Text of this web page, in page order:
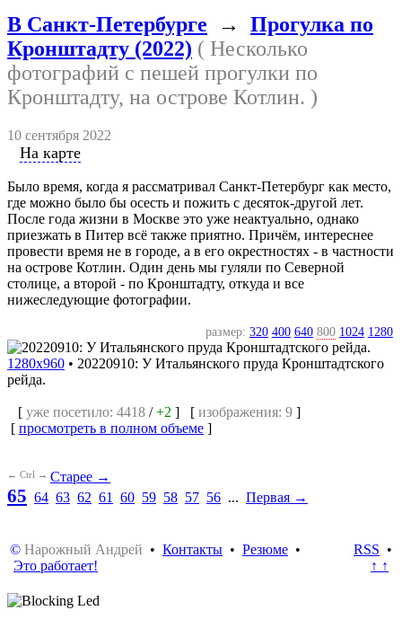
В Санкт-Петербурге → Прогулка по
Кронштадту (2022) ( Несколько
фотографий с пешей прогулки по
Кронштадту, на острове Котлин. )
10 сентября 2022
На карте
Было время, когда я рассматривал Санкт-Петербург как место,
где можно было бы осесть и пожить с десяток-другой лет.
После года жизни в Москве это уже неактуально, однако
приезжать в Питер всё также приятно. Причём, интереснее
провести время не в городе, а в его окрестностях - в частности
на острове Котлин. Один день мы гуляли по Северной
столице, а второй - по Кронштадту, откуда и все
нижеследующие фотографии.
размер: 320 400 640 800 1024 1280
1280x960 • 20220910: У Итальянского пруда Кронштадтского
рейда.
[ уже посетило: 4418 /+2 ] [ изображения: 9 ]
[ просмотреть в полном объеме ]
← Ctrl → Старее →
65 64 63 62 61 60 59 58 57 56 ... Первая →
© Нарожный Андрей • Контакты • Резюме •
Это работает!
RSS •
↑ ↑